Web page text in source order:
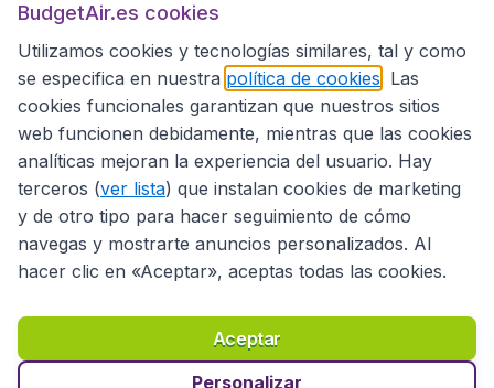
Sitios internacionales
Privacidad
Copyright © 2026
BudgetAir.es cookies
Utilizamos cookies y tecnologías similares, tal y como
se especifica en nuestra política de cookies . Las
cookies funcionales garantizan que nuestros sitios
web funcionen debidamente, mientras que las cookies
analíticas mejoran la experiencia del usuario. Hay
terceros (ver lista) que instalan cookies de marketing
y de otro tipo para hacer seguimiento de cómo
navegas y mostrarte anuncios personalizados. Al
hacer clic en «Aceptar», aceptas todas las cookies.
Aceptar
Personalizar